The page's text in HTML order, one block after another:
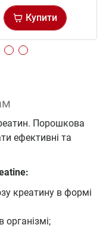
Купити
Порошкова
ефективні та
креатину в формі
організмі;